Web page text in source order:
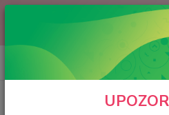
Milé zákaznice, v termínu 03.08.-
Objednávky přijaté v tomto období
2026 Děkujeme za
CZK
+420 777 224 390
(Po-Pá, 9-17 hod.)